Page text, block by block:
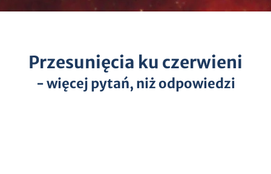
Przesunięcia ku czerwieni
- więcej pytań, niż odpowiedzi